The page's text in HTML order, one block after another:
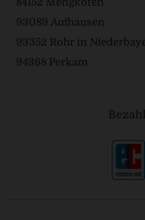
93089 Aufhausen
93352 Rohr in
94368 Perkam